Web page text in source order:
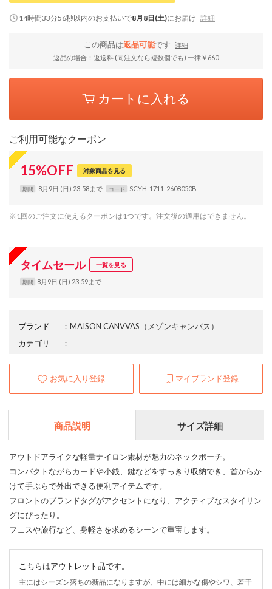
14時間33分55秒以内のお支払いで8月8日(土)にお届け 詳細
この商品は返品可能です
詳細
返品の場合：返送料 (同注文なら複数個でも) 一律￥660
カートに入れる
ご利用可能なクーポン
15%OFF 対象商品を見る
期間 8月9日 (日) 23:58まで コード SCYH-1711-2608050B
※1回のご注文に使えるクーポンは1つです。注文後の適用はできません。
タイムセール 一覧を見る
期間 8月9日 (日) 23:59まで
ブランド ： MAISON CANVVAS （メゾンキャンバス）
カテゴリ
：
お気に入り登録 マイブランド登録
商品説明 サイズ詳細
アウトドアライクな軽量ナイロン素材が魅力のネックポーチ。
コンパクトながらカードや小銭、鍵などをすっきり収納でき、首からか
けて手ぶらで外出できる便利アイテムです。
フロントのブランドタグがアクセントになり、アクティブなスタイリン
グにぴったり。
フェスや旅行など、身軽さを求めるシーンで重宝します。
こちらはアウトレット品です。
主にはシーズン落ちの新品になりますが、中には細かな傷やシワ、若干